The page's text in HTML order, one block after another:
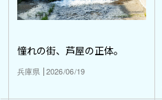
憧れの街、芦屋の正体。
兵庫県 2026/06/19